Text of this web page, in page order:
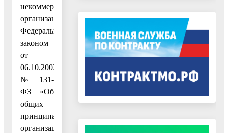
некоммерческих
организациях»,
Федеральным
законом
от
06.10.2003
№ 131-
ФЗ «Об
общих
принципах
организации